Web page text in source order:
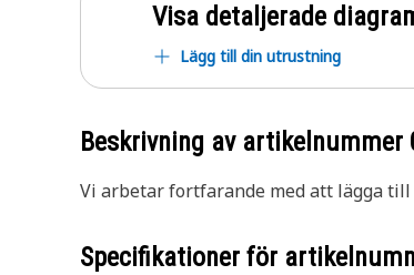
Visa detaljerade
Lägg till din utrustning
Beskrivning av artikelnummer
Vi arbetar fortfarande med att lägga
Specifikationer för